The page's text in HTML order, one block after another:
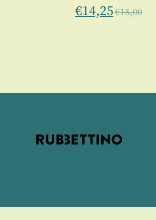
€14,25€15,00